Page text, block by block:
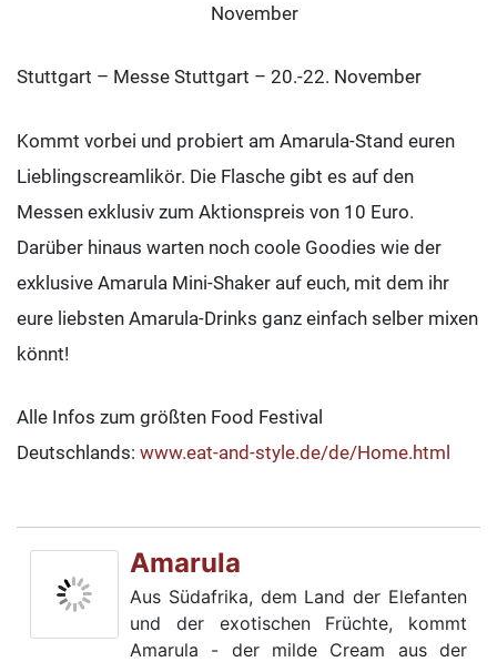
November
Stuttgart – Messe Stuttgart – 20.-22. November
Kommt vorbei und probiert am Amarula-Stand euren
Lieblingscreamlikör. Die Flasche gibt es auf den
Messen exklusiv zum Aktionspreis von 10 Euro.
Darüber hinaus warten noch coole Goodies wie der
exklusive Amarula Mini-Shaker auf euch, mit dem ihr
eure liebsten Amarula-Drinks ganz einfach selber mixen
könnt!
Alle Infos zum größten Food Festival
Deutschlands: www.eat-and-style.de/de/Home.html
Amarula
Aus Südafrika, dem Land der Elefanten
und der exotischen Früchte, kommt
Amarula - der milde Cream aus der